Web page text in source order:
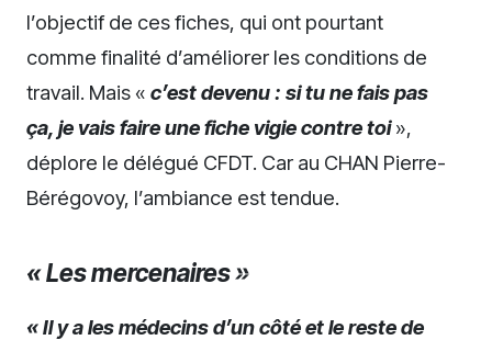
l’objectif de ces fiches, qui ont pourtant
comme finalité d’améliorer les conditions de
travail. Mais « c’est devenu : si tu ne fais pas
ça, je vais faire une fiche vigie contre toi»,
déplore le délégué CFDT. Car au CHAN Pierre-
Bérégovoy, l’ambiance est tendue.
« Les mercenaires »
« Il y a les médecins d’un côté et le reste de